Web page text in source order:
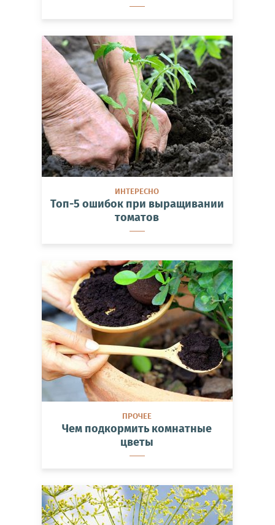
ИНТЕРЕСНО
Топ-5 ошибок при выращивании
томатов
ПРОЧЕЕ
Чем подкормить комнатные
цветы